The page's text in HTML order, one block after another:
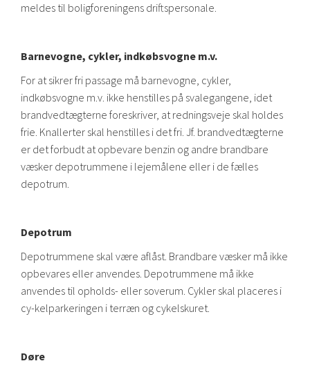
meldes til boligforeningens driftspersonale.
Barnevogne, cykler, indkøbsvogne m.v.
For at sikrer fri passage må barnevogne, cykler,
indkøbsvogne m.v. ikke henstilles på svalegangene, idet
brandvedtægterne foreskriver, at redningsveje skal holdes
frie. Knallerter skal henstilles i det fri. Jf. brandvedtægterne
er det forbudt at opbevare benzin og andre brandbare
væsker depotrummene i lejemålene eller i de fælles
depotrum.
Depotrum
Depotrummene skal være aflåst. Brandbare væsker må ikke
opbevares eller anvendes. Depotrummene må ikke
anvendes til opholds- eller soverum. Cykler skal placeres i
cy-kelparkeringen i terræn og cykelskuret.
Døre